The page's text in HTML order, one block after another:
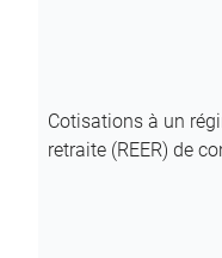
Cotisations à un
retraite (REER) de